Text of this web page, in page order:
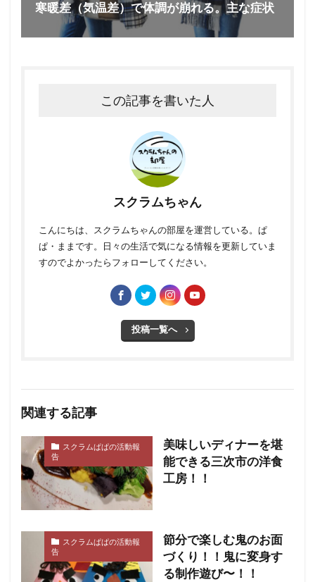
寒暖差（気温差）で体調が崩れる。主な症状
この記事を書いた人
スクラムちゃん
こんにちは、スクラムちゃんの部屋を運営している。ぱ
ぱ・ままです。日々の生活で気になる情報を更新していま
すのでよかったらフォローしてください。
投稿一覧へ
関連する記事
スクラムぱぱの活動報
告
美味しいディナーを堪
能できる三次市の洋食
工房！！
スクラムぱぱの活動報
告
節分で楽しむ鬼のお面
づくり！！鬼に変身す
る制作遊び〜！！